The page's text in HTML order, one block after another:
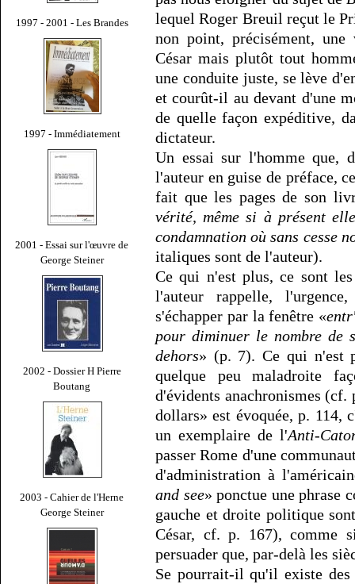
1997 - 2001 - Les Brandes
1997 - Immédiatement
2001 - Essai sur l'œuvre de
George Steiner
2002 - Dossier H Pierre
Boutang
2003 - Cahier de l'Herne
George Steiner
lequel Roger Breuil reçut le
non point, précisément,
César mais plutôt tout
une conduite juste, se lève
et courût-il au devant d'une
de quelle façon expéditive,
dictateur.
Un essai sur l'homme que,
l'auteur en guise de préface,
fait que les pages de son
vérité, même si à présent
condamnation où sans cesse
italiques sont de l'auteur).
Ce qui n'est plus, ce sont
l'auteur rappelle,
s'échapper par la fenêtre «
pour diminuer le nombre de
dehors» (p. 7). Ce qui n'est
quelque peu maladroite
d'évidents anachronismes
dollars» est évoquée, p. 114,
un exemplaire de l'Anti-
passer Rome d'une
d'administration à
and see» ponctue une phrase
gauche et droite politique
César, cf. p. 167), comme
persuader que, par-delà les
Se pourrait-il qu'il existe